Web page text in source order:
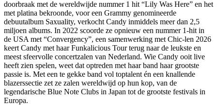
doorbraak met de wereldwijde nummer 1 hit “Lily Was Here” en het
met platina bekroonde, voor een Grammy genomineerde
debuutalbum Saxuality, verkocht Candy inmiddels meer dan 2,5
miljoen albums. In 2022 scoorde ze opnieuw een nummer 1-hit in
de USA met “Convergency”, een samenwerking met Chic-len 2026
keert Candy met haar Funkalicious Tour terug naar de leukste en
meest sfeervolle concertzalen van Nederland. Wie Candy ooit live
heeft zien spelen, weet dat optreden met haar band haar grootste
passie is. Met een te gekke band vol toptalent én een knallende
blazerssectie zet ze zalen wereldwijd op hun kop, van de
legendarische Blue Note Clubs in Japan tot de grootste festivals in
Europa.